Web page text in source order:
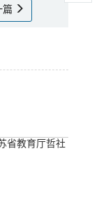
篇
省教育厅哲社